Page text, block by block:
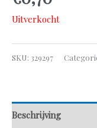
Uitverkocht
SKU: 329297
Beschrijving